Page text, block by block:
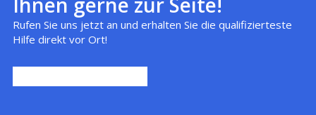
Rufen Sie uns jetzt an und erhalten Sie die qualifizierteste
Hilfe direkt vor Ort!